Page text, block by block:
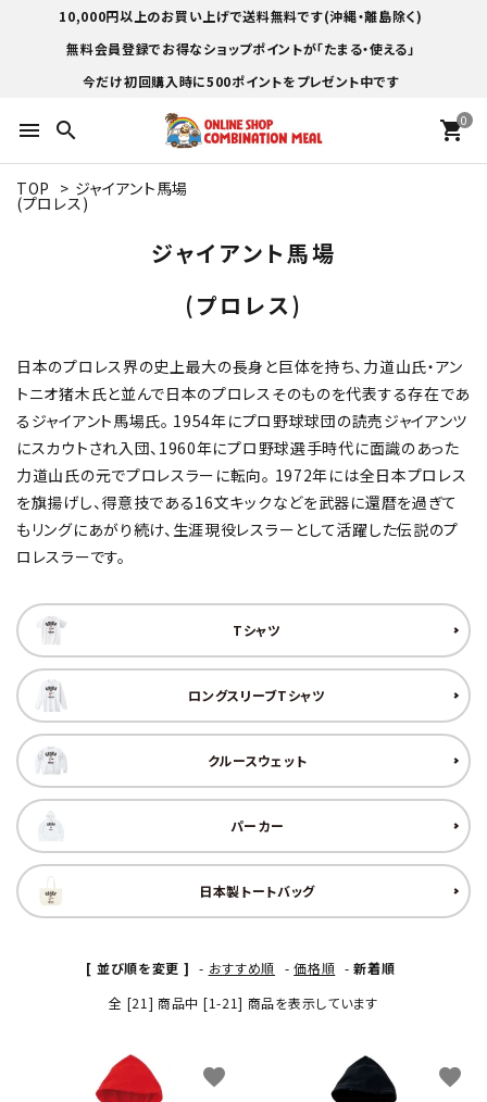
10,000円以上のお買い上げで送料無料です(沖縄・離島除く)
無料会員登録でお得なショップポイントが「たまる・使える」
今だけ初回購入時に500ポイントをプレゼント中です
menu search 0
shopping_cart
TOP > ジャイアント馬場
(プロレス)
ジャイアント馬場
(プロレス)
日本のプロレス界の史上最大の長身と巨体を持ち、力道山氏・アン
トニオ猪木氏と並んで日本のプロレスそのものを代表する存在であ
るジャイアント馬場氏。 1954年にプロ野球球団の読売ジャイアンツ
にスカウトされ入団、1960年にプロ野球選手時代に面識のあった
力道山氏の元でプロレスラーに転向。 1972年には全日本プロレス
を旗揚げし、得意技である16文キックなどを武器に還暦を過ぎて
もリングにあがり続け、生涯現役レスラーとして活躍した伝説のプ
ロレスラーです。
Tシャツ
ロングスリーブTシャツ
クルースウェット
パーカー
日本製トートバッグ
[ 並び順を変更 ] - おすすめ順 -価格順 -新着順
全 [21] 商品中 [1-21] 商品を表示しています
favorite favorite